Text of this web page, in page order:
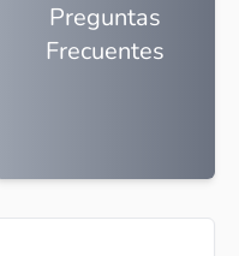
Preguntas
Frecuentes